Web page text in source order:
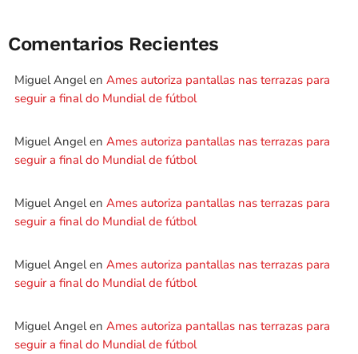
Comentarios Recientes
Miguel Angelen Ames autoriza pantallas nas terrazas para
seguir a final do Mundial de fútbol
Miguel Angelen Ames autoriza pantallas nas terrazas para
seguir a final do Mundial de fútbol
Miguel Angelen Ames autoriza pantallas nas terrazas para
seguir a final do Mundial de fútbol
Miguel Angelen Ames autoriza pantallas nas terrazas para
seguir a final do Mundial de fútbol
Miguel Angelen Ames autoriza pantallas nas terrazas para
seguir a final do Mundial de fútbol